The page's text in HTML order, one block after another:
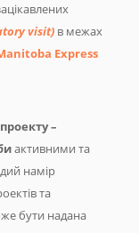
visit) в межах
Express
–
активними та
намір
та
бути надана